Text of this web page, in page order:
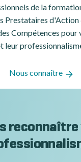
de la
Prestataires
Compétences
leur
Nous connaître